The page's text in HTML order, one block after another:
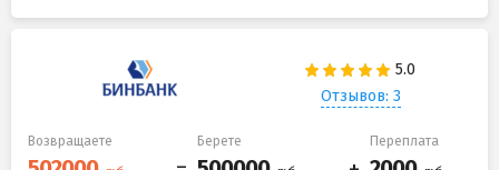
Отзывов: 3
Возвращаете Берете Переплата